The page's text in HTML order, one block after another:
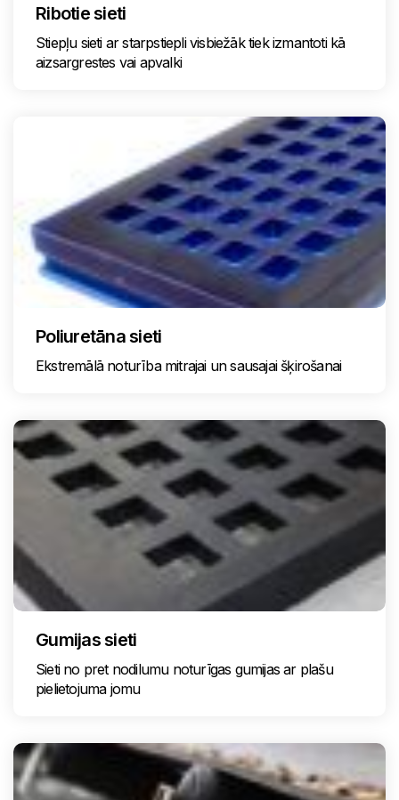
Ribotie sieti
Stiepļu sieti ar starpstiepli visbiežāk tiek izmantoti kā
aizsargrestes vai apvalki
Poliuretāna sieti
Ekstremālā noturība mitrajai un sausajai šķirošanai
Gumijas sieti
Sieti no pret nodilumu noturīgas gumijas ar plašu
pielietojuma jomu